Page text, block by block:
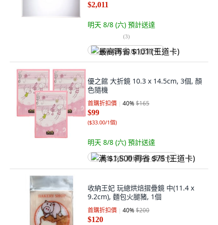
$2,011
明天 8/8 (六) 預計送達
(3)
最高再省 $101 (王道卡)
優之館 大折鏡 10.3 x 14.5cm, 3個, 顏
色隨機
首購折扣價 40%$165
$99
($33.00/1個)
明天 8/8 (六) 預計送達
满 $1,500 再省 $75 (王道卡)
收納王妃 玩總烘焙摺疊鏡 中(11.4 x
9.2cm), 麵包火腿豬, 1個
首購折扣價 40%$200
$120